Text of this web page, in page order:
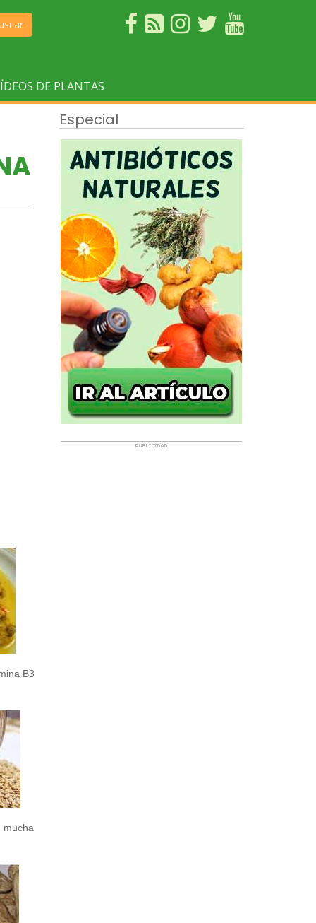
DE PLANTAS
B3
mucha
Especial